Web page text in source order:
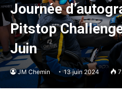
Journée
Pitstop
Juin
JM Chemin 13 juin 2024